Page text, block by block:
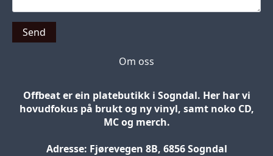
Send
Om oss
Offbeat er ein platebutikk i Sogndal. Her har vi
hovudfokus på brukt og ny vinyl, samt noko CD,
MC og merch.
Adresse: Fjørevegen 8B, 6856 Sogndal